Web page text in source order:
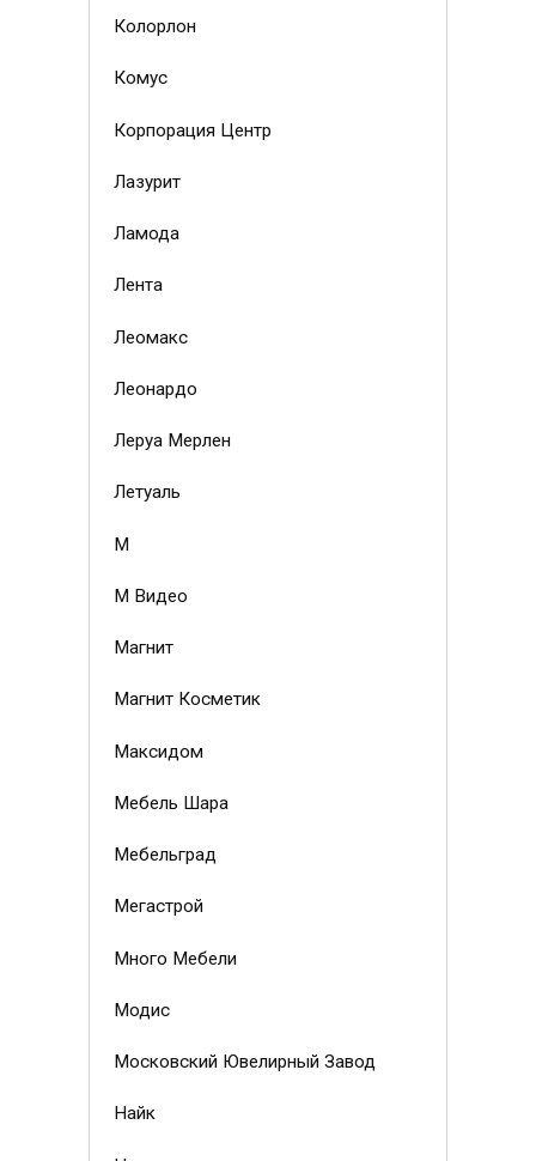
Колорлон
Комус
Корпорация Центр
Лазурит
Ламода
Лента
Леомакс
Леонардо
Леруа Мерлен
Летуаль
М
М Видео
Магнит
Магнит Косметик
Максидом
Мебель Шара
Мебельград
Мегастрой
Много Мебели
Модис
Московский Ювелирный Завод
Найк